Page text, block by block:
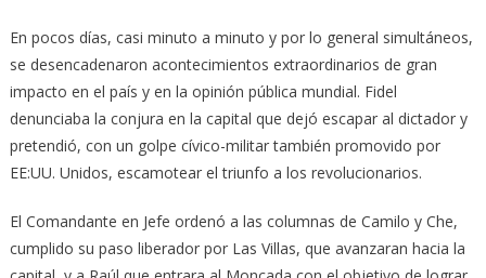
En pocos días, casi minuto a minuto y por lo general simultáneos,
se desencadenaron acontecimientos extraordinarios de gran
impacto en el país y en la opinión pública mundial. Fidel
denunciaba la conjura en la capital que dejó escapar al dictador y
pretendió, con un golpe cívico-militar también promovido por
EE:UU. Unidos, escamotear el triunfo a los revolucionarios.
El Comandante en Jefe ordenó a las columnas de Camilo y Che,
cumplido su paso liberador por Las Villas, que avanzaran hacia la